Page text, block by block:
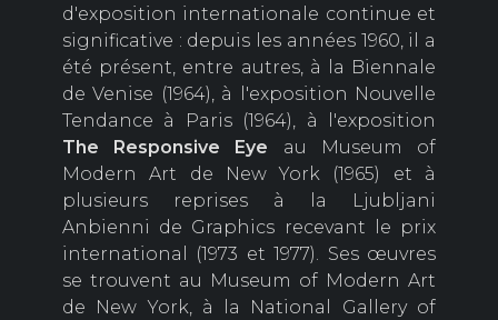
d'exposition internationale continue et
significative : depuis les années 1960, il a
été présent, entre autres, à la Biennale
de Venise (1964), à l'exposition Nouvelle
Tendance à Paris (1964), à l'exposition
The
Responsive Eye au Museum of
Modern Art de New York (1965) et à
plusieurs reprises à la Ljubljani
Anbienni de Graphics recevant le prix
international (1973 et 1977). Ses œuvres
se trouvent au Museum of Modern Art
de New York, à la National Gallery of